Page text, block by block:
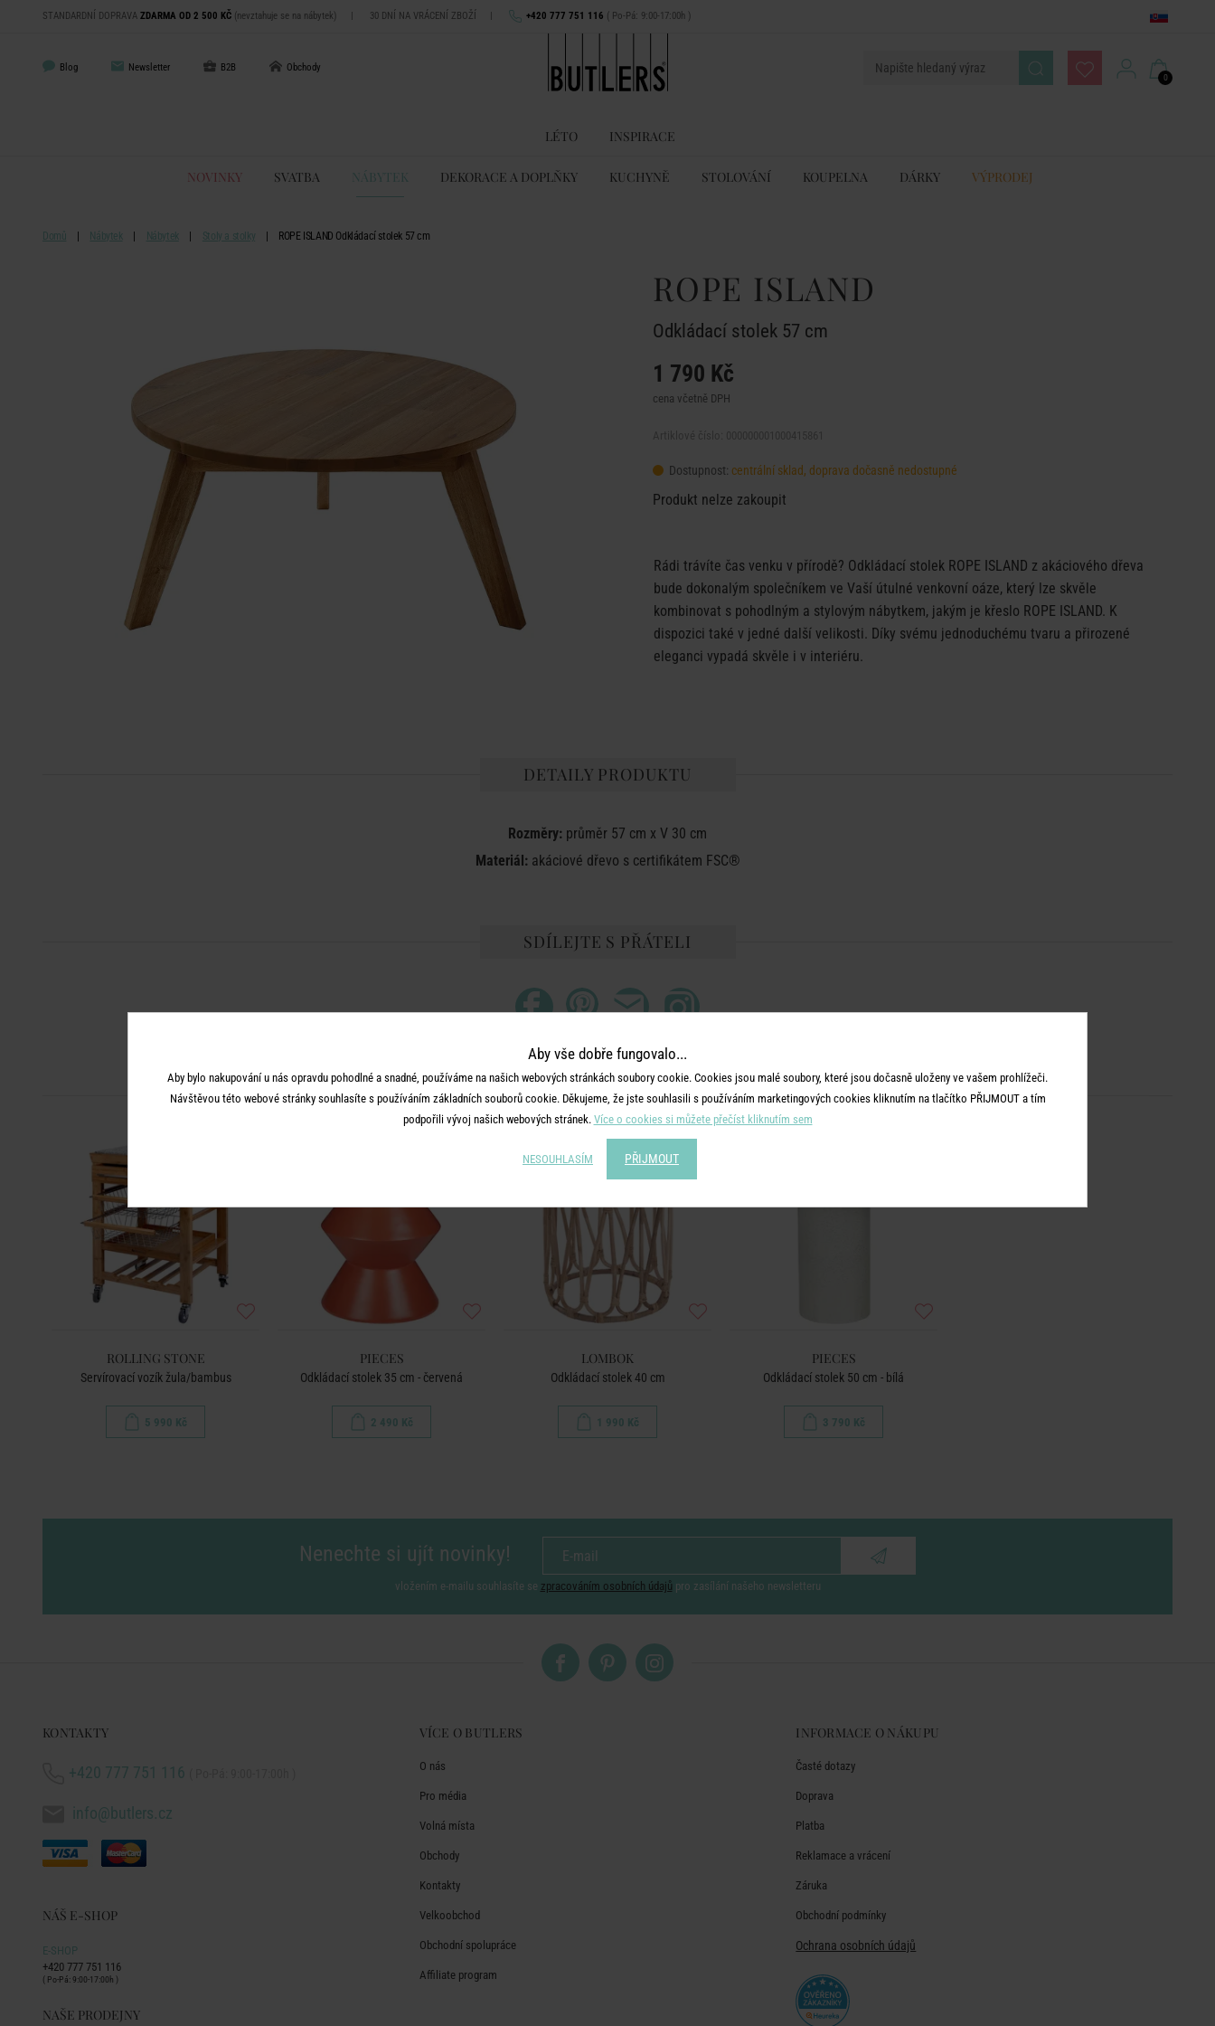
STANDARDNÍ DOPRAVA ZDARMA OD 2 500 KČ (nevztahuje se na nábytek) | 30 DNÍ NA VRÁCENÍ ZBOŽÍ | +420 777 751 116 ( Po-Pá: 9:00-17:00h )
Blog Newsletter B2B Obchody
0
LÉTO INSPIRACE
NOVINKY SVATBA NÁBYTEK DEKORACE A DOPLŇKY KUCHYNĚ STOLOVÁNÍ KOUPELNA DÁRKY VÝPRODEJ
Domů Nábytek Nábytek Stoly a stolky ROPE ISLAND Odkládací stolek 57 cm
ROPE ISLAND
Odkládací stolek 57 cm
1 790 Kč
cena včetně DPH
Dostupnost: centrální sklad, doprava dočasně nedostupné
Produkt nelze zakoupit
Rádi trávíte čas venku v přírodě? Odkládací stolek ROPE ISLAND z akáciového dřeva
bude dokonalým společníkem ve Vaší útulné venkovní oáze, který lze skvěle
kombinovat s pohodlným a stylovým nábytkem, jakým je křeslo ROPE ISLAND. K
dispozici také v jedné další velikosti. Díky svému jednoduchému tvaru a přirozené
eleganci vypadá skvěle i v interiéru.
DETAILY PRODUKTU
Rozměry: průměr 57 cm x V 30 cm
Materiál:akáciové dřevo s certifikátem FSC®
SDÍLEJTE S PŘÁTELI
MOHLO BY SE VÁM LÍBIT
ROLLING STONE
Servírovací vozík žula/bambus
5 990 Kč
PIECES
Odkládací stolek 35 cm - červená
2 490 Kč
LOMBOK
Odkládací stolek 40 cm
1 990 Kč
PIECES
Odkládací stolek 50 cm - bílá
3 790 Kč
Nenechte si ujít novinky!
vložením e-mailu souhlasíte se zpracováním osobních údajů pro zasílání našeho newsletteru
KONTAKTY
+420 777 751 116
info@butlers.cz
NÁŠ E-SHOP
E-SHOP
+420 777 751 116
( Po-Pá: 9:00-17:00h )
NAŠE PRODEJNY
VÍCE O BUTLERS
O nás
Pro média
Volná místa
Obchody
Kontakty
Velkoobchod
Obchodní spolupráce
Affiliate program
INFORMACE O NÁKUPU
Časté dotazy
Doprava
Platba
Reklamace a vrácení
Záruka
Obchodní podmínky
Ochrana osobních údajů
Aby vše dobře fungovalo...
Aby bylo nakupování u nás opravdu pohodlné a snadné, používáme na našich webových stránkách soubory cookie. Cookies jsou malé soubory, které jsou dočasně uloženy ve vašem prohlížeči.
Návštěvou této webové stránky souhlasíte s používáním základních souborů cookie. Děkujeme, že jste souhlasili s používáním marketingových cookies kliknutím na tlačítko PŘIJMOUT a tím
podpořili vývoj našich webových stránek. Více o cookies si můžete přečíst kliknutím sem
NESOUHLASÍM PŘIJMOUT